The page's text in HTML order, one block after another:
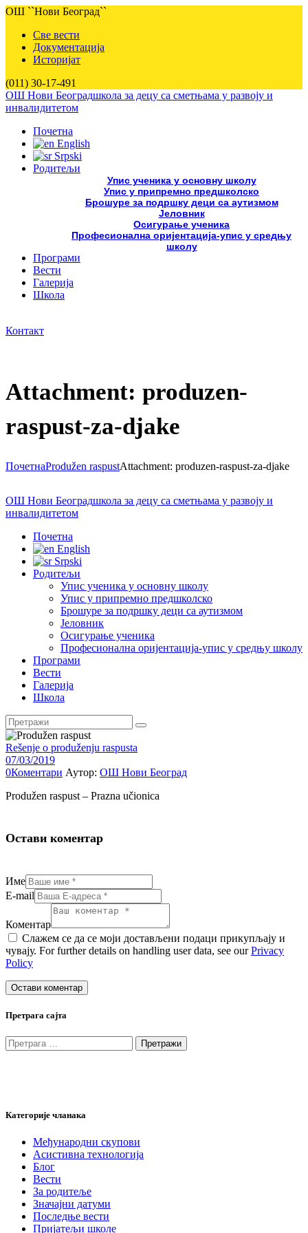
ОШ ``Нови Београд``
Све вести
Документација
Историјат
(011) 30-17-491
ОШ Нови Београдшкола за децу са сметњама у развоју и
инвалидитетом
Почетна
English
Srpski
Родитељи
Упис ученика у основну школу
Упис у припремно предшколско
Брошуре за подршку деци са аутизмом
Јеловник
Осигурање ученика
Професионална оријентација-упис у средњу
школу
Програми
Вести
Галерија
Школа
Контакт
Attachment: produzen-
raspust-za-djake
ПочетнаProdužen raspustAttachment: produzen-raspust-za-djake
ОШ Нови Београдшкола за децу са сметњама у развоју и
инвалидитетом
Почетна
English
Srpski
Родитељи
Упис ученика у основну школу
Упис у припремно предшколско
Брошуре за подршку деци са аутизмом
Јеловник
Осигурање ученика
Професионална оријентација-упис у средњу школу
Програми
Вести
Галерија
Школа
Rešenje o produženju raspusta
07/03/2019
0Коментари Аутор: ОШ Нови Београд
Produžen raspust – Prazna učionica
Остави коментар
Име
E-mail
Коментар
Слажем се да се моји достављени подаци прикупљају и
чувају. For further details on handling user data, see ourPrivacy
Policy
Претрага сајта
Претрага
за:
Категорије чланака
Међународни скупови
Асистивна технологија
Блог
Вести
За родитеље
Значајни датуми
Последње вести
Пријатељи школе